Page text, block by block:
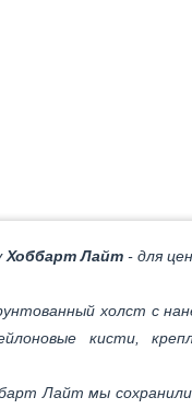
Хоббарт Лайт - для
холст с
кисти,
Лайт мы